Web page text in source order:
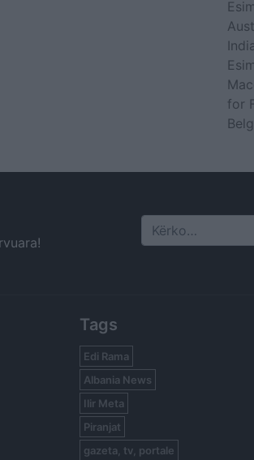
for
Search
Tags
Edi Rama
Albania News
Ilir Meta
Piranjat
gazeta, tv, portale